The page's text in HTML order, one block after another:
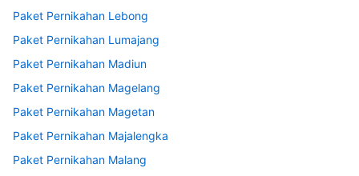
Paket Pernikahan Lebong
Paket Pernikahan Lumajang
Paket Pernikahan Madiun
Paket Pernikahan Magelang
Paket Pernikahan Magetan
Paket Pernikahan Majalengka
Paket Pernikahan Malang